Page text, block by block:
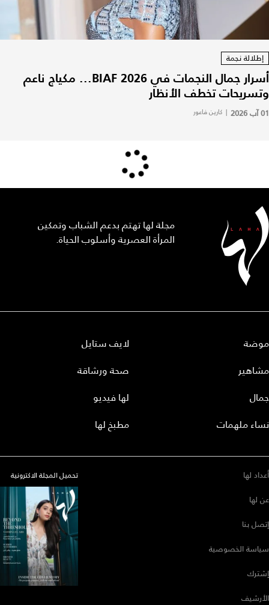
إطلالة نجمة
أسرار جمال النجمات في BIAF 2026... مكياج ناعم
وتسريحات تخطف الأنظار
01 آب 2026 | كارين فاعور
مجلة لها تهتم بدعم الشباب وتمكين
المرأة العصرية وأسلوب الحياة.
موضة
مشاهير
جمال
نساء ملهمات
لايف ستايل
صحة ورشاقة
لها فيديو
مطبخ لها
أعداد لها
عن لها
إتصل بنا
سياسة الخصوصية
إشترك
الأرشيف
تحميل المجلة الاكترونية